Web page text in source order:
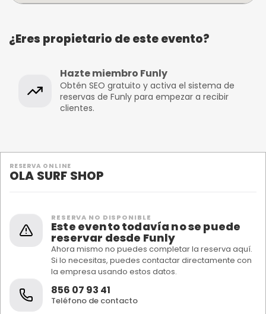
¿Eres propietario de este evento?
Hazte miembro Funly
Obtén SEO gratuito y activa el sistema de
reservas de Funly para empezar a recibir
clientes.
RESERVA ONLINE
OLA SURF SHOP
RESERVA NO DISPONIBLE
Este evento todavía no se puede
reservar desde Funly
Ahora mismo no puedes completar la reserva aquí.
Si lo necesitas, puedes contactar directamente con
la empresa usando estos datos.
856 07 93 41
Teléfono de contacto